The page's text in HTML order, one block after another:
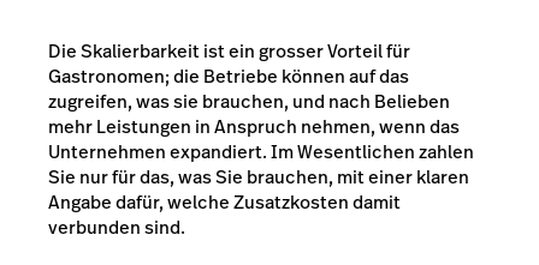
Die Skalierbarkeit ist ein grosser Vorteil für
Gastronomen; die Betriebe können auf das
zugreifen, was sie brauchen, und nach Belieben
mehr Leistungen in Anspruch nehmen, wenn das
Unternehmen expandiert. Im Wesentlichen zahlen
Sie nur für das, was Sie brauchen, mit einer klaren
Angabe dafür, welche Zusatzkosten damit
verbunden sind.